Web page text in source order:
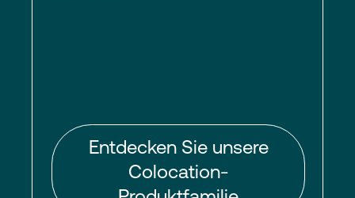
Entdecken Sie unsere
Colocation-